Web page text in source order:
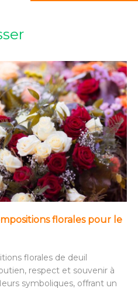
florales pour le
florales de deuil
respect et souvenir à
symboliques, offrant un